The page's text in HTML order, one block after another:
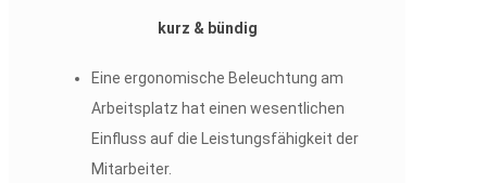
kurz & bündig
Eine ergonomische Beleuchtung am
Arbeitsplatz hat einen wesentlichen
Einfluss auf die Leistungsfähigkeit der
Mitarbeiter.